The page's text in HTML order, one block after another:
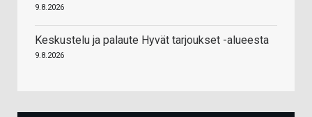
9.8.2026
Keskustelu ja palaute Hyvät tarjoukset -alueesta
9.8.2026